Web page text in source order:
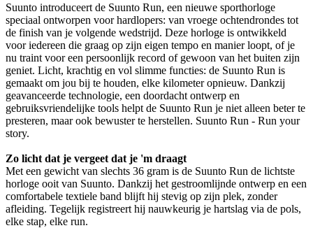
Suunto introduceert de Suunto Run, een nieuwe sporthorloge
speciaal ontworpen voor hardlopers: van vroege ochtendrondes tot
de finish van je volgende wedstrijd. Deze horloge is ontwikkeld
voor iedereen die graag op zijn eigen tempo en manier loopt, of je
nu traint voor een persoonlijk record of gewoon van het buiten zijn
geniet. Licht, krachtig en vol slimme functies: de Suunto Run is
gemaakt om jou bij te houden, elke kilometer opnieuw. Dankzij
geavanceerde technologie, een doordacht ontwerp en
gebruiksvriendelijke tools helpt de Suunto Run je niet alleen beter te
presteren, maar ook bewuster te herstellen. Suunto Run - Run your
story.
Zo licht dat je vergeet dat je 'm draagt
Met een gewicht van slechts 36 gram is de Suunto Run de lichtste
horloge ooit van Suunto. Dankzij het gestroomlijnde ontwerp en een
comfortabele textiele band blijft hij stevig op zijn plek, zonder
afleiding. Tegelijk registreert hij nauwkeurig je hartslag via de pols,
elke stap, elke run.